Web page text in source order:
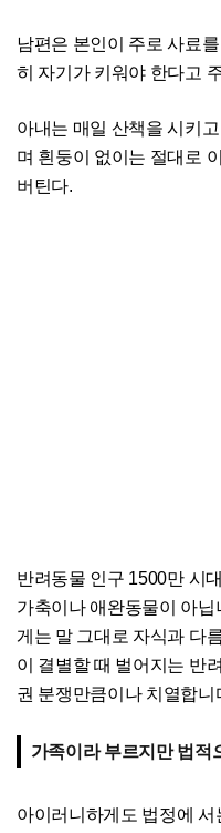
남편은 본인이 주로 사료
히 자기가 키워야 한다고
아내는 매일 산책을 시키
며 흰둥이 없이는 절대로
버틴다.
반려동물 인구 1500만 시
가축이나 애완동물이 아닙
게는 말 그대로 자식과 다
이 결별할 때 벌어지는 반
권 분쟁만큼이나 치열합니
가족이라 부르지만 법적
아이러니하게도 법정에